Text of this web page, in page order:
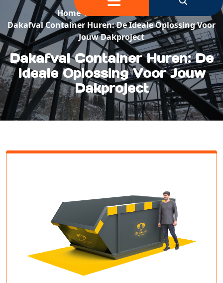
Home/
Dakafval Container Huren: De Ideale Oplossing Voor
Jouw Dakproject
Dakafval Container Huren: De
Ideale Oplossing Voor Jouw
Dakproject